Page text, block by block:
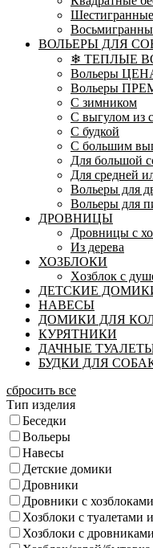
ВОЛЬЕРЫ ДЛЯ
❄ ТЕПЛЫЕ
Вольеры
Вольеры
С зимником
С выгулом из
С будкой
С большим
Для большой
Для средней
Вольеры для
Вольеры для
ДРОВНИЦЫ
Дровницы с
Из дерева
ХОЗБЛОКИ
Xозблок с
ДЕТСКИЕ
НАВЕСЫ
ДОМИКИ ДЛЯ
КУРЯТНИКИ
ДАЧНЫЕ
БУДКИ ДЛЯ
сбросить все
Тип изделия
Беседки
Вольеры
Навесы
Детские домики
Дровники
Дровники с хозблоками
Хозблоки с туалетами
Хозблоки с дровниками